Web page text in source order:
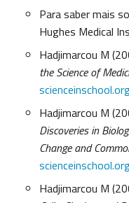
Para saber mais
Hughes Medical
Hadjimarcou M
the Science of
Hadjimarcou M
Discoveries in
Change and
Hadjimarcou M